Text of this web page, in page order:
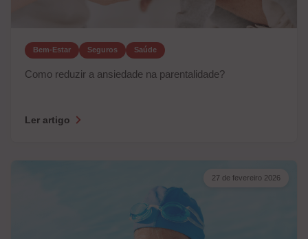
Bem-Estar Seguros Saúde
Como reduzir a ansiedade na parentalidade?
Ler artigo
27 de fevereiro 2026